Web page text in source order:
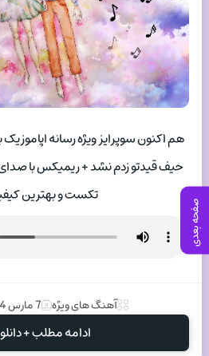
هم اکنون سوپرایز ویژه رسانه
حیف قیدتو زدم نشد + ریمیکس با
تکست و بهترین
آهنگ های ویژه 7 مارس 2024
ادامه مطلب +
صفحه بعدی